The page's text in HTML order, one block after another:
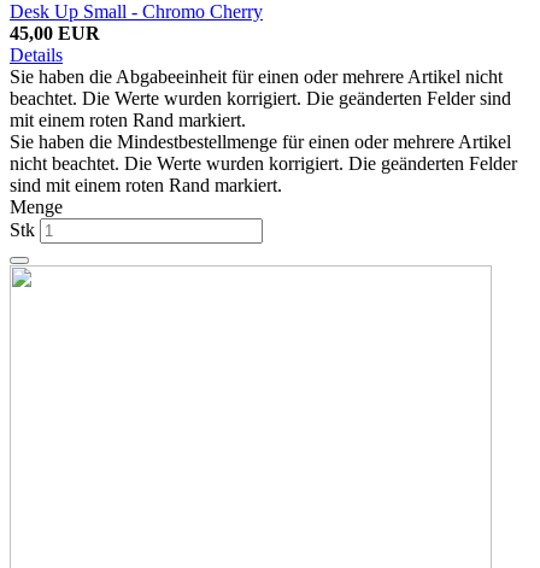
Desk Up Small - Chromo Cherry
45,00 EUR
Details
Sie haben die Abgabeeinheit für einen oder mehrere Artikel nicht
beachtet. Die Werte wurden korrigiert. Die geänderten Felder sind
mit einem roten Rand markiert.
Sie haben die Mindestbestellmenge für einen oder mehrere Artikel
nicht beachtet. Die Werte wurden korrigiert. Die geänderten Felder
sind mit einem roten Rand markiert.
Menge
Stk